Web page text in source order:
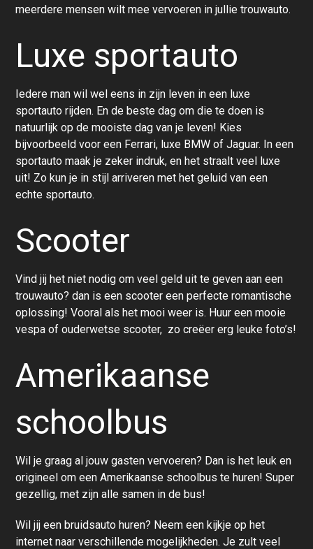
meerdere mensen wilt mee vervoeren in jullie trouwauto.
Luxe sportauto
Iedere man wil wel eens in zijn leven in een luxe
sportauto rijden. En de beste dag om die te doen is
natuurlijk op de mooiste dag van je leven! Kies
bijvoorbeeld voor een Ferrari, luxe BMW of Jaguar. In een
sportauto maak je zeker indruk, en het straalt veel luxe
uit! Zo kun je in stijl arriveren met het geluid van een
echte sportauto.
Scooter
Vind jij het niet nodig om veel geld uit te geven aan een
trouwauto? dan is een scooter een perfecte romantische
oplossing! Vooral als het mooi weer is. Huur een mooie
vespa of ouderwetse scooter, zo creëer erg leuke foto’s!
Amerikaanse
schoolbus
Wil je graag al jouw gasten vervoeren? Dan is het leuk en
origineel om een Amerikaanse schoolbus te huren! Super
gezellig, met zijn alle samen in de bus!
Wil jij eenbruidsauto huren? Neem een kijkje op het
internet naar verschillende mogelijkheden. Je zult veel